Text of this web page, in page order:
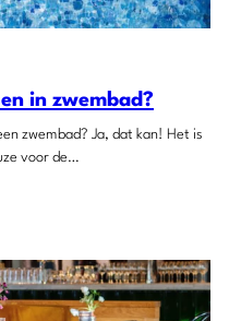
in zwembad?
zwembad? Ja, dat kan! Het is
voor de…